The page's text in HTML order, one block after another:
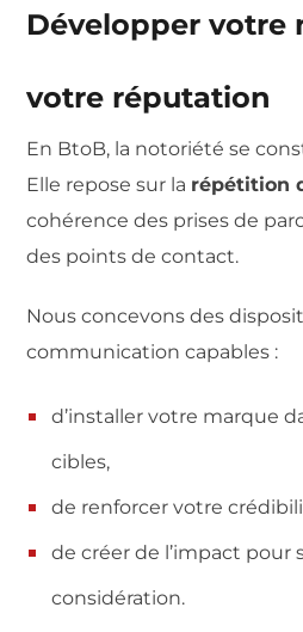
Développer votre
votre réputation
En BtoB, la notoriété se
Elle repose sur la répétition
cohérence des prises de
des points de contact.
Nous concevons des
communication capables :
d’installer votre marque
cibles,
de renforcer votre
de créer de l’impact
considération.